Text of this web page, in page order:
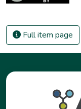
Full item page